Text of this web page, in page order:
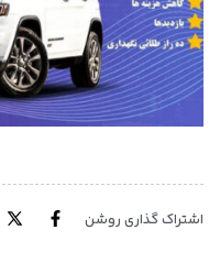
اشتراک گذاری روشن